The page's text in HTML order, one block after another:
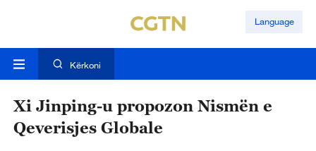
Language
Kërkoni
Xi Jinping-u propozon Nismën e
Qeverisjes Globale